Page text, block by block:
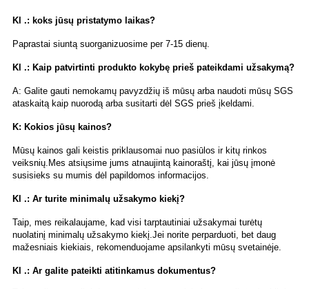
Kl .: koks jūsų pristatymo laikas?
Paprastai siuntą suorganizuosime per 7-15 dienų.
Kl .: Kaip patvirtinti produkto kokybę prieš pateikdami užsakymą?
A: Galite gauti nemokamų pavyzdžių iš mūsų arba naudoti mūsų SGS
ataskaitą kaip nuorodą arba susitarti dėl SGS prieš įkeldami.
K: Kokios jūsų kainos?
Mūsų kainos gali keistis priklausomai nuo pasiūlos ir kitų rinkos
veiksnių.Mes atsiųsime jums atnaujintą kainoraštį, kai jūsų įmonė
susisieks su mumis dėl papildomos informacijos.
Kl .: Ar turite minimalų užsakymo kiekį?
Taip, mes reikalaujame, kad visi tarptautiniai užsakymai turėtų
nuolatinį minimalų užsakymo kiekį.Jei norite perparduoti, bet daug
mažesniais kiekiais, rekomenduojame apsilankyti mūsų svetainėje.
Kl .: Ar galite pateikti atitinkamus dokumentus?